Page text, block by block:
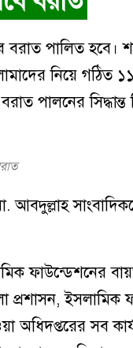
বরাত পালিত হবে।
নিয়ে গঠিত
পালনের সিদ্ধান্ত
আবদুল্লাহ
ফাউন্ডেশনের
প্রশাসন, ইসলামিক
অধিদপ্তরের সব